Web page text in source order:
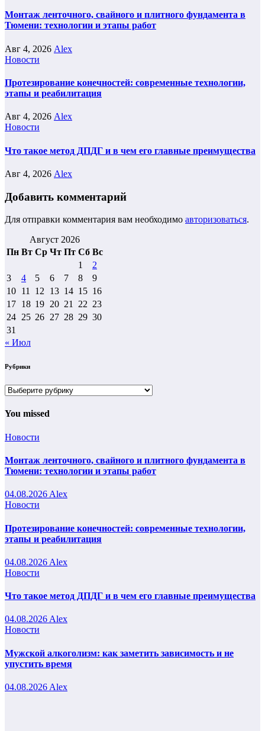
Монтаж ленточного, свайного и плитного фундамента в
Тюмени: технологии и этапы работ
Авг 4, 2026 Alex
Новости
Протезирование конечностей: современные технологии,
этапы и реабилитация
Авг 4, 2026 Alex
Новости
Что такое метод ДПДГ и в чем его главные преимущества
Авг 4, 2026 Alex
Добавить комментарий
Для отправки комментария вам необходимо авторизоваться.
Август 2026
Пн Вт Ср Чт Пт Сб Вс
1
2
3
4 5 6 7 8
9
10 11 12 13 14 15 16
17 18 19 20 21 22 23
24 25 26 27 28 29 30
31
« Июл
Рубрики
Рубрики
You missed
Новости
Монтаж ленточного, свайного и плитного фундамента в
Тюмени: технологии и этапы работ
04.08.2026 Alex
Новости
Протезирование конечностей: современные технологии,
этапы и реабилитация
04.08.2026 Alex
Новости
Что такое метод ДПДГ и в чем его главные преимущества
04.08.2026 Alex
Новости
Мужской алкоголизм: как заметить зависимость и не
упустить время
04.08.2026 Alex